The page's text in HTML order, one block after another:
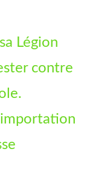
Légion
contre